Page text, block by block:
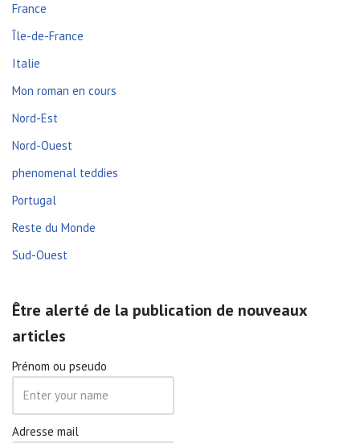
France
Île-de-France
Italie
Mon roman en cours
Nord-Est
Nord-Ouest
phenomenal teddies
Portugal
Reste du Monde
Sud-Ouest
Être alerté de la publication de nouveaux
articles
Prénom ou pseudo
Adresse mail